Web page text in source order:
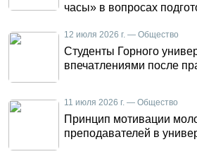
часы» в вопросах
12 июля 2026 г. — Общество
Студенты Горного
впечатлениями после
11 июля 2026 г. — Общество
Принцип мотивации
преподавателей в